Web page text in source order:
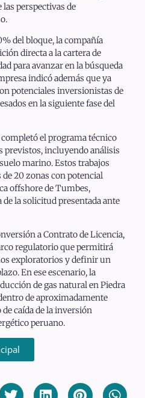
perspectivas de
del bloque, la compañía
directa a la cartera de
para avanzar en la búsqueda
indicó además que ya
potenciales inversionistas de
en la siguiente fase del
el programa técnico
previstos, incluyendo análisis
marino. Estos trabajos
20 zonas con potencial
offshore de Tumbes,
la solicitud presentada ante
a Contrato de Licencia,
regulatorio que permitirá
exploratorios y definir un
En ese escenario, la
de gas natural en Piedra
de aproximadamente
caída de la inversión
peruano.